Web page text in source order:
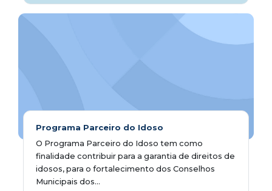
Programa Parceiro do Idoso
O Programa Parceiro do Idoso tem como
finalidade contribuir para a garantia de direitos de
idosos, para o fortalecimento dos Conselhos
Municipais dos...